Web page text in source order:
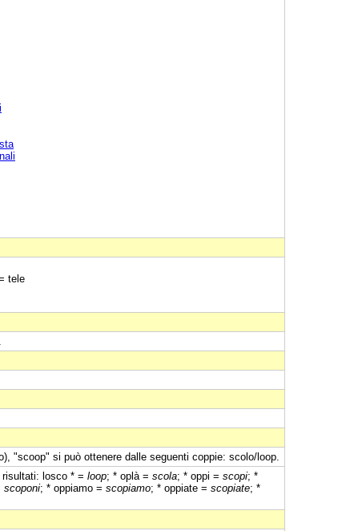
tele
"scoop" si può ottenere dalle seguenti coppie: scolo/loop.
losco * = loop; * oplà = scola; * oppi = scopi; *
scoponi; * oppiamo = scopiamo; * oppiate = scopiate; *